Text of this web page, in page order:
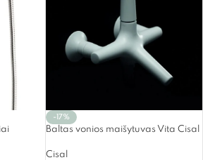
-17%
Baltas vonios maišytuvas Vita Cisal
Cisal